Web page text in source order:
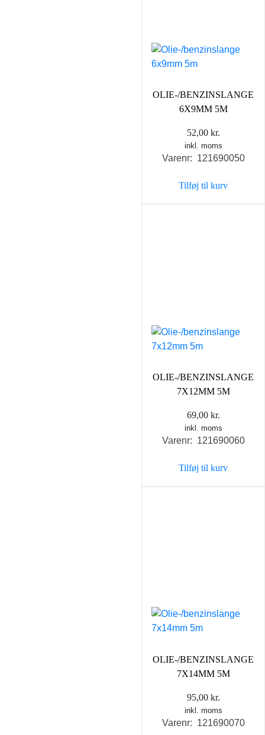
OLIE-/BENZINSLANGE
6X9MM 5M
52,00 kr.
inkl. moms
Varenr: 121690050
Tilføj til kurv
OLIE-/BENZINSLANGE
7X12MM 5M
69,00 kr.
inkl. moms
Varenr: 121690060
Tilføj til kurv
OLIE-/BENZINSLANGE
7X14MM 5M
95,00 kr.
inkl. moms
Varenr: 121690070